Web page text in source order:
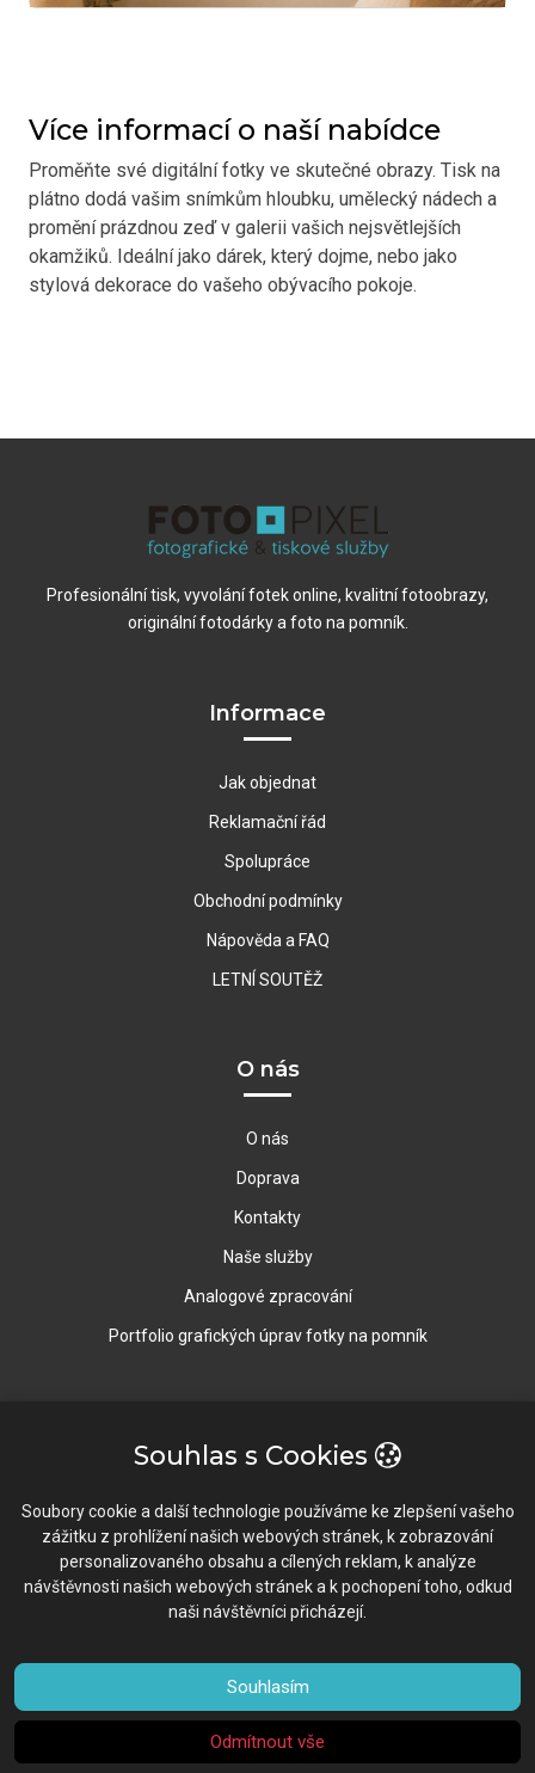
Více informací o naší nabídce
Proměňte své digitální fotky ve skutečné obrazy. Tisk na
plátno dodá vašim snímkům hloubku, umělecký nádech a
promění prázdnou zeď v galerii vašich nejsvětlejších
okamžiků. Ideální jako dárek, který dojme, nebo jako
stylová dekorace do vašeho obývacího pokoje.
Profesionální tisk, vyvolání fotek online, kvalitní fotoobrazy,
originální fotodárky a foto na pomník.
Informace
Jak objednat
Reklamační řád
Spolupráce
Obchodní podmínky
Nápověda a FAQ
LETNÍ SOUTĚŽ
O nás
O nás
Doprava
Kontakty
Naše služby
Analogové zpracování
Portfolio grafických úprav fotky na pomník
603 196 634 / 577 922 102
info@fotopixel.cz
Souhlas s Cookies
Soubory cookie a další technologie používáme ke zlepšení vašeho
zážitku z prohlížení našich webových stránek, k zobrazování
personalizovaného obsahu a cílených reklam, k analýze
návštěvnosti našich webových stránek a k pochopení toho, odkud
naši návštěvníci přicházejí.
Souhlasím
Odmítnout vše